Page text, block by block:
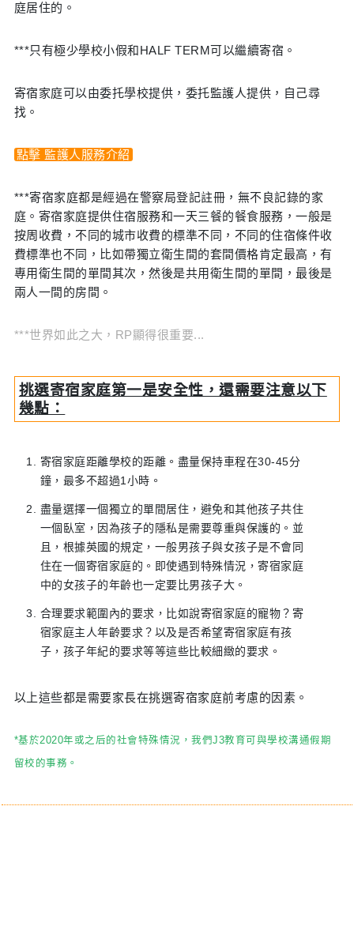
庭居住的。
***只有極少學校小假和HALF TERM可以繼續寄宿。
寄宿家庭可以由委托學校提供，委托監護人提供，自己尋
找。
點擊 監護人服務介紹
***寄宿家庭都是經過在警察局登記註冊，無不良記錄的家
庭。寄宿家庭提供住宿服務和一天三餐的餐食服務，一般是
按周收費，不同的城市收費的標準不同，不同的住宿條件收
費標準也不同，比如帶獨立衛生間的套間價格肯定最高，有
專用衛生間的單間其次，然後是共用衛生間的單間，最後是
兩人一間的房間。
***世界如此之大，RP顯得很重要...
挑選寄宿家庭第一是安全性，還需要注意以下
幾點：
寄宿家庭距離學校的距離。盡量保持車程在30-45分
鐘，最多不超過1小時。
盡量選擇一個獨立的單間居住，避免和其他孩子共住
一個臥室，因為孩子的隱私是需要尊重與保護的。並
且，根據英國的規定，一般男孩子與女孩子是不會同
住在一個寄宿家庭的。即使遇到特殊情況，寄宿家庭
中的女孩子的年齡也一定要比男孩子大。
合理要求範圍內的要求，比如說寄宿家庭的寵物？寄
宿家庭主人年齡要求？以及是否希望寄宿家庭有孩
子，孩子年紀的要求等等這些比較細緻的要求。
以上這些都是需要家長在挑選寄宿家庭前考慮的因素。
*基於2020年或之后的社會特殊情況，我們J3教育可與學校溝通假期
留校的事務。